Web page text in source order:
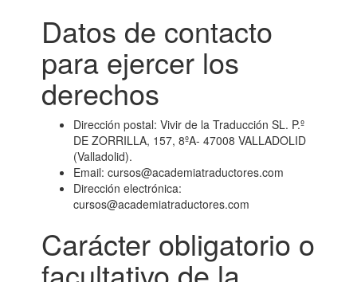
Datos de contacto
para ejercer los
derechos
Dirección postal: Vivir de la Traducción SL. P.º
DE ZORRILLA, 157, 8ºA- 47008 VALLADOLID
(Valladolid).
Email: cursos@academiatraductores.com
Dirección electrónica:
cursos@academiatraductores.com
Carácter obligatorio o